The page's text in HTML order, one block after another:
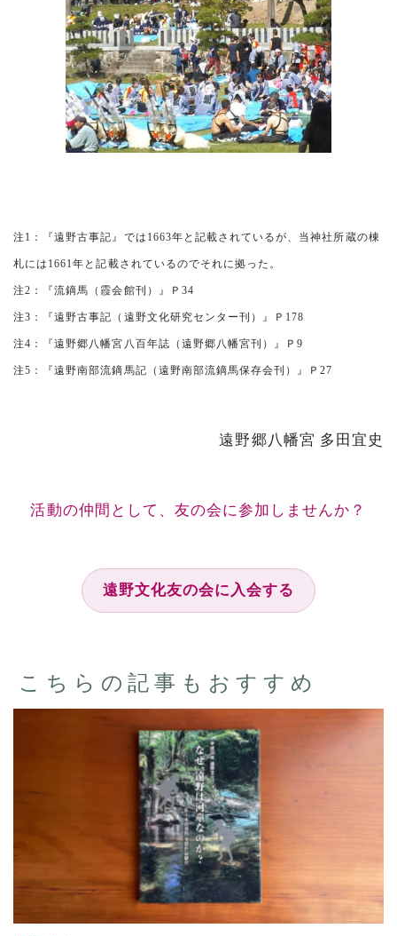
注1：『遠野古事記』では1663年と記載されているが、当神社所蔵の棟
札には1661年と記載されているのでそれに拠った。
注2：『流鏑馬（霞会館刊）』Ｐ34
注3：『遠野古事記（遠野文化研究センター刊）』Ｐ178
注4：『遠野郷八幡宮八百年誌（遠野郷八幡宮刊）』Ｐ9
注5：『遠野南部流鏑馬記（遠野南部流鏑馬保存会刊）』Ｐ27
遠野郷八幡宮 多田宜史
活動の仲間として、友の会に参加しませんか？
遠野文化友の会に入会する
こちらの記事もおすすめ